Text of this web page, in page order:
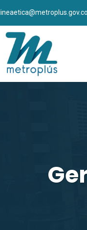
lineaetica@metroplus.gov.co